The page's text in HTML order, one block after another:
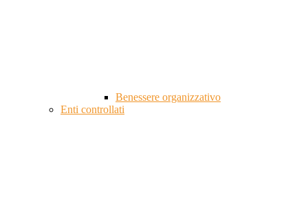
Benessere organizzativo
Enti controllati